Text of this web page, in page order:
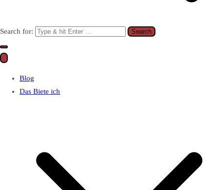
Search for:
Blog
Das Biete ich